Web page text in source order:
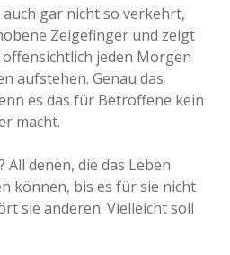
2017
2018
2019
2020
2021
gar nicht so verkehrt,
Zeigefinger und zeigt
offensichtlich jeden Morgen
aufstehen. Genau das
es das für Betroffene kein
macht.
All denen, die das Leben
können, bis es für sie nicht
sie anderen. Vielleicht soll